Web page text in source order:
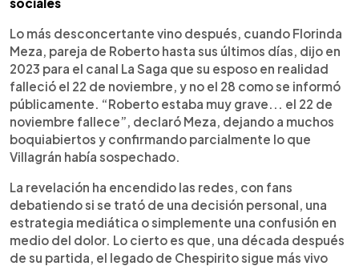
Lo más desconcertante vino después, cuando Florinda
Meza, pareja de Roberto hasta sus últimos días, dijo en
2023 para el canal La Saga que su esposo en realidad
falleció el 22 de noviembre, y no el 28 como se informó
públicamente. “Roberto estaba muy grave... el 22 de
noviembre fallece”, declaró Meza, dejando a muchos
boquiabiertos y confirmando parcialmente lo que
Villagrán había sospechado.
La revelación ha encendido las redes, con fans
debatiendo si se trató de una decisión personal, una
estrategia mediática o simplemente una confusión en
medio del dolor. Lo cierto es que, una década después
de su partida, el legado de Chespirito sigue más vivo